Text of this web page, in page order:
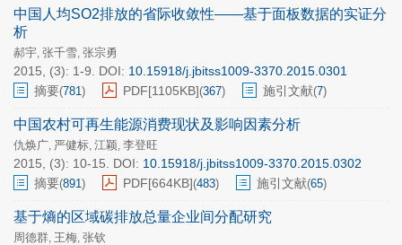
中国人均SO2排放的省际收敛性——基于面板数据的实证分
析
郝宇, 张千雪, 张宗勇
2015, (3): 1-9. DOI: 10.15918/j.jbitss1009-3370.2015.0301
摘要(781) PDF[1105KB](367) 施引文献(7)
中国农村可再生能源消费现状及影响因素分析
仇焕广, 严健标, 江颖, 李登旺
2015, (3): 10-15. DOI: 10.15918/j.jbitss1009-3370.2015.0302
摘要(891) PDF[664KB](483) 施引文献(65)
基于熵的区域碳排放总量企业间分配研究
周德群, 王梅, 张钦